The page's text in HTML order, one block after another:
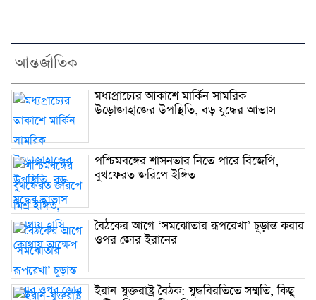
আন্তর্জাতিক
মধ্যপ্রাচ্যের আকাশে মার্কিন সামরিক
উড়োজাহাজের উপস্থিতি, বড় যুদ্ধের আভাস
পশ্চিমবঙ্গের শাসনভার নিতে পারে বিজেপি,
বুথফেরত জরিপে ইঙ্গিত
বৈঠকের আগে ‘সমঝোতার রূপরেখা’ চূড়ান্ত করার
ওপর জোর ইরানের
ইরান-যুক্তরাষ্ট্র বৈঠক: যুদ্ধবিরতিতে সম্মতি, কিছু